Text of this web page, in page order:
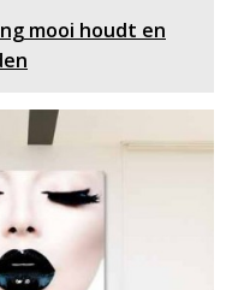
mooi houdt en